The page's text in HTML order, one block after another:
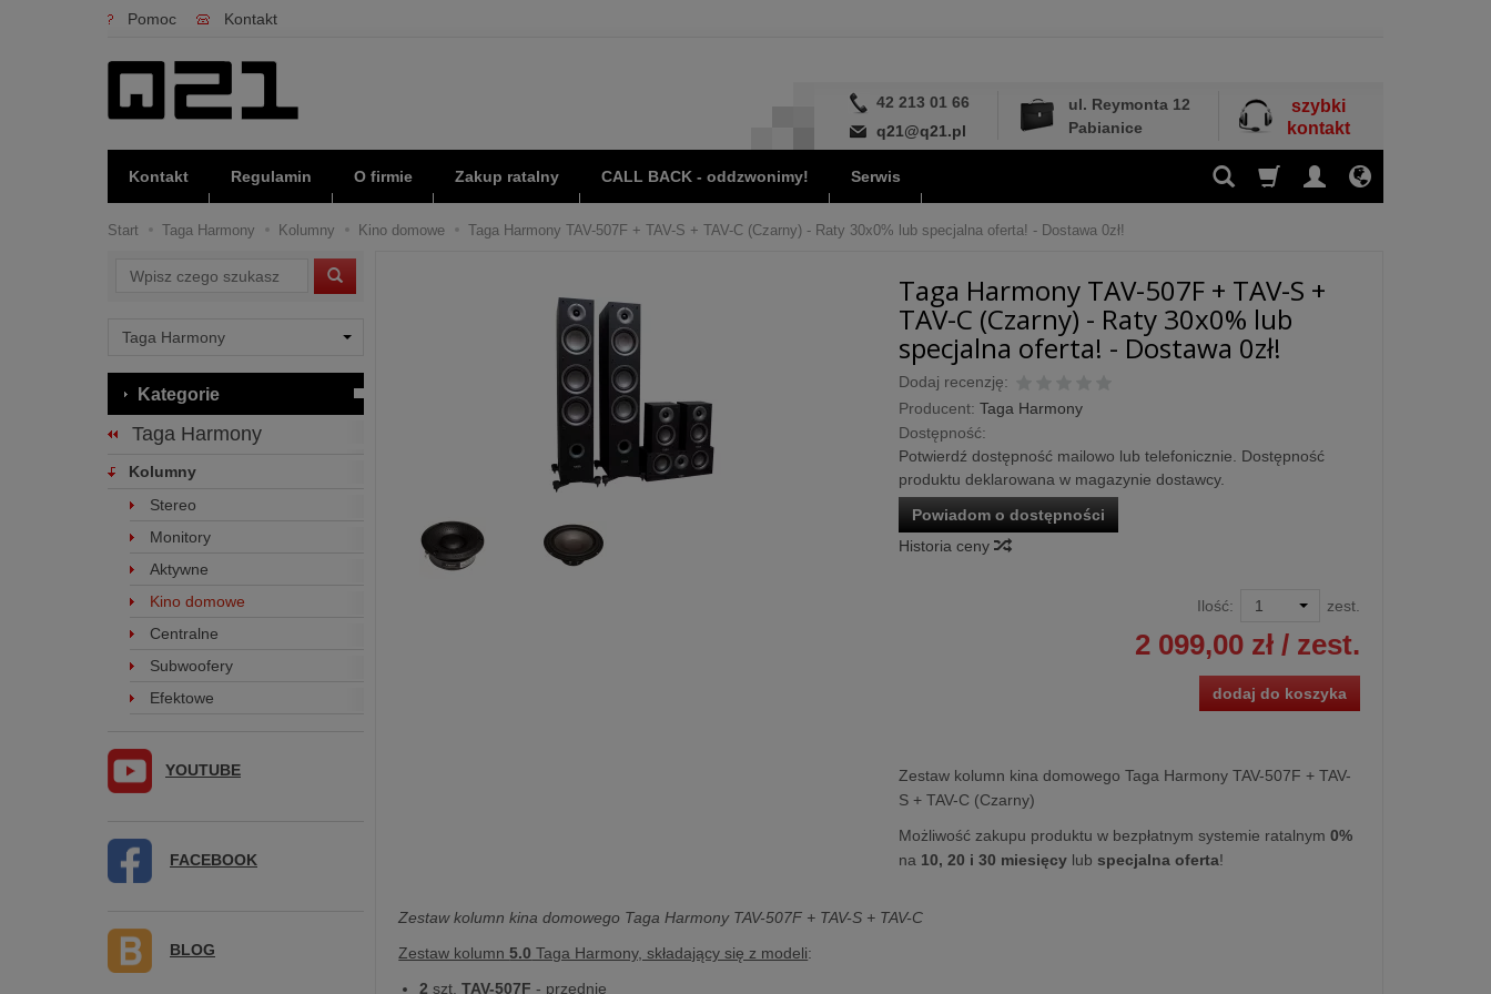
Pomoc Kontakt
42 213 01 66
q21@q21.pl
ul. Reymonta 12
Pabianice
szybki
kontakt
Kontakt Regulamin O firmie Zakup ratalny CALL BACK - oddzwonimy! Serwis
Start Taga Harmony Kolumny Kino domowe Taga Harmony TAV-507F + TAV-S + TAV-C (Czarny) - Raty 30x0% lub specjalna oferta! - Dostawa 0zł!
Taga Harmony TAV-507F + TAV-S +
TAV-C (Czarny) - Raty 30x0% lub
specjalna oferta! - Dostawa 0zł!
Dodaj recenzję:
Producent: Taga Harmony
Dostępność:
Potwierdź dostępność mailowo lub telefonicznie. Dostępność
produktu deklarowana w magazynie dostawcy.
Powiadom o dostępności
Historia ceny
Ilość: zest.
2 099,00 zł/ zest.
dodaj do koszyka
Zestaw kolumn kina domowego Taga Harmony TAV-507F + TAV-
S + TAV-C (Czarny)
Możliwość zakupu produktu w bezpłatnym systemie ratalnym 0%
na 10, 20 i 30 miesięcylub specjalna oferta!
Zestaw kolumn kina domowego Taga Harmony TAV-507F + TAV-S + TAV-C
Zestaw kolumn5.0 Taga Harmony, składający się z modeli:
2 szt. TAV-507F - przednie
Wyszukaj
Kategorie
Taga Harmony
Kolumny
Stereo
Monitory
Aktywne
Kino domowe
Centralne
Subwoofery
Efektowe
YOUTUBE
FACEBOOK
BLOG